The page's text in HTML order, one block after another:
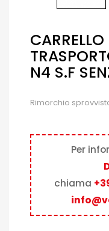
N4 S.F
Rimorchio
Per
chiama